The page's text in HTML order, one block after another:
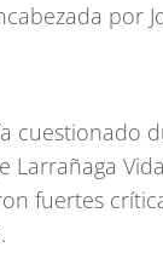
por
cuestionado
Larrañaga
fuertes